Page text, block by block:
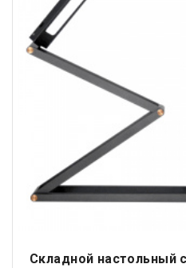
Складной настольный